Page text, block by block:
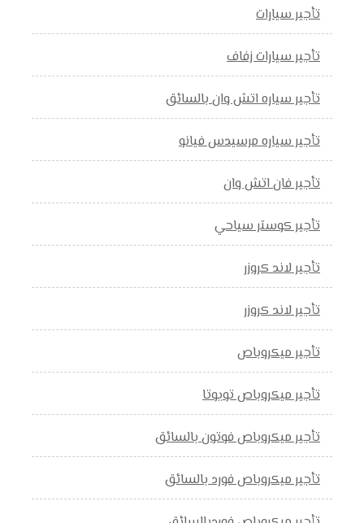
تأجير سيارات
تأجير سيارات زفاف
تأجير سياره اتش وان بالسائق
تأجير سياره مرسيدس فيانو
تأجير فان اتش وان
تأجير كوستر سياحي
تأجير لاند كروزر
تأجير لاند كروزر
تأجير ميكروباص
تأجير ميكروباص تويوتا
تأجير ميكروباص فوتون بالسائق
تأجير ميكروباص فورد بالسائق